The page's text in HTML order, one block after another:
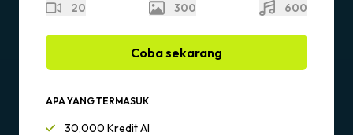
20
300 600
Coba sekarang
APA YANG TERMASUK
30,000 Kredit AI